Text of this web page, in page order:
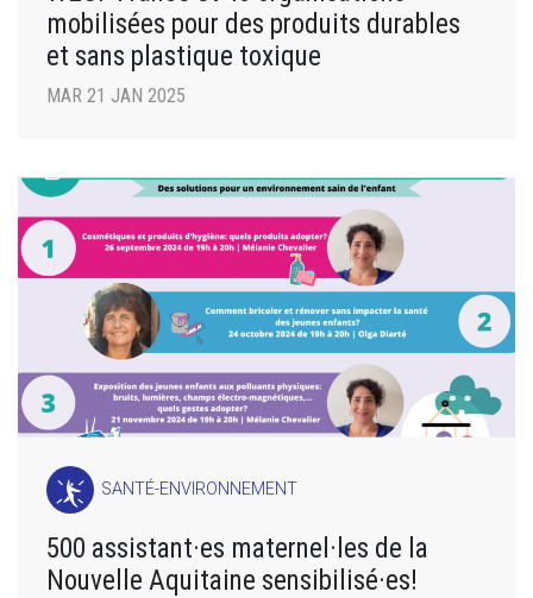
mobilisées pour des produits durables
et sans plastique toxique
MAR 21 JAN 2025
SANTÉ-ENVIRONNEMENT
500 assistant·es maternel·les de la
Nouvelle Aquitaine sensibilisé·es!